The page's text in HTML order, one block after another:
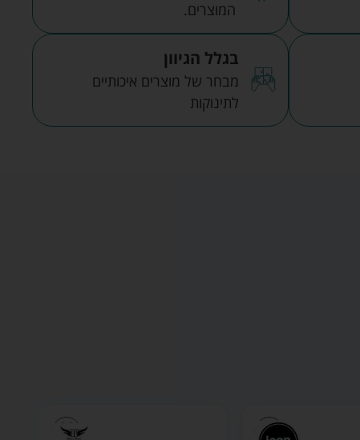
המוצרים.
בגלל הגיוון
מבחר של מוצרים איכותיים
לתינוקות